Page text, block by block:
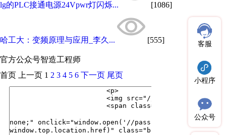
lg的PLC接通电源24Vpwr灯闪烁... [1086]
哈工大：变频原理与应用_李久... [555]
官方公众号智造工程师
客服
小程序
公众号
首页 上一页 1 2 3 4 5 6 下一页 尾页